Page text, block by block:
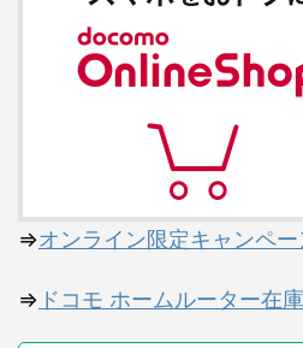
⇒オンライン限定キャンペー
⇒ ドコモ ホームルーター在